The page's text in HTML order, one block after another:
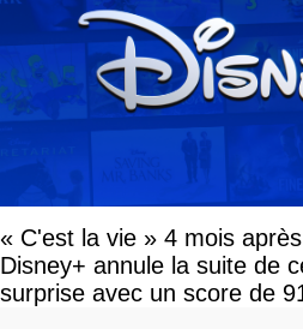
« C'est la vie » 4 mois
Disney+ annule la suite de
surprise avec un score de